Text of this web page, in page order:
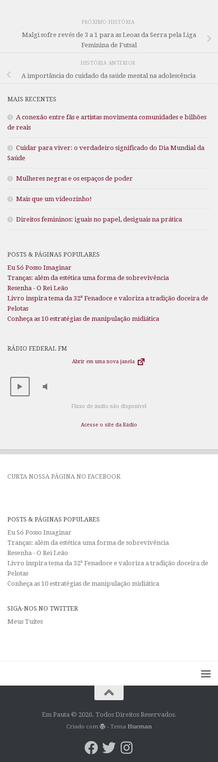
PRÓXIMO HISTÓRIA
Malgi sofre revés de 3 a 1 para as Leoas da Serra pela Liga
Feminina de Futsal
HISTÓRIA ANTERIOR
A importância do cuidado da saúde mental na adolescência
MAIS RECENTES
A conexão entre fãs e artistas movimenta comunidades e bilhões
de reais
Cuidar para viver: o verdadeiro significado do Dia Mundial da
Saúde
Mulheres negras e os espaços de poder
Mais que um videozinho!
Direitos femininos: iguais no papel, desiguais na prática
POSTS & PÁGINAS POPULARES
Eu Só Posso Imaginar
Tranças: além da estética uma forma de sobrevivência
Resenha - O Rei Leão
Livro inspira tema da 32ª Fenadoce e valoriza a tradição doceira de
Pelotas
Conheça as 10 estratégias de manipulação midiática
RÁDIO FEDERAL FM
Abrir em uma nova janela
Fluxo de áudio não disponível
Acesse o site da Rádio
CURTA NOSSA PÁGINA NO FACEBOOK
POSTS & PÁGINAS POPULARES
Eu Só Posso Imaginar
Tranças: além da estética uma forma de sobrevivência
Resenha - O Rei Leão
Livro inspira tema da 32ª Fenadoce e valoriza a tradição doceira de
Pelotas
Conheça as 10 estratégias de manipulação midiática
SIGA-NOS NO TWITTER
Meus Tuítes
Em Pauta © 2026. Todos Direitos Reservados.
Criado com - Tema Hueman